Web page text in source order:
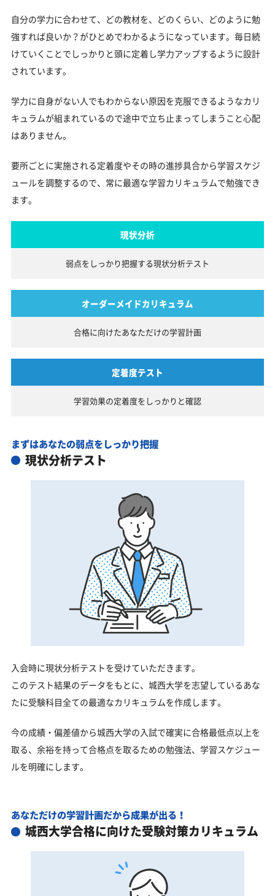
自分の学力に合わせて、どの教材を、どのくらい、どのように勉
強すれば良いか？がひとめでわかるようになっています。毎日続
けていくことでしっかりと頭に定着し学力アップするように設計
されています。
学力に自身がない人でもわからない原因を克服できるようなカリ
キュラムが組まれているので途中で立ち止まってしまうこと心配
はありません。
要所ごとに実施される定着度やその時の進捗具合から学習スケジ
ュールを調整するので、常に最適な学習カリキュラムで勉強でき
ます。
現状分析
弱点をしっかり把握する現状分析テスト
オーダーメイドカリキュラム
合格に向けたあなただけの学習計画
定着度テスト
学習効果の定着度を しっかりと確認
まずはあなたの弱点をしっかり把握
現状分析テスト
入会時に現状分析テストを受けていただきます。
このテスト結果のデータをもとに、城西大学を志望しているあな
たに受験科目全ての最適なカリキュラムを作成します。
今の成績・偏差値から城西大学の入試で確実に合格最低点以上を
取る、余裕を持って合格点を取るための勉強法、学習スケジュー
ルを明確にします。
あなただけの学習計画だから成果が出る！
城西大学合格に向けた受験対策カリキュラム